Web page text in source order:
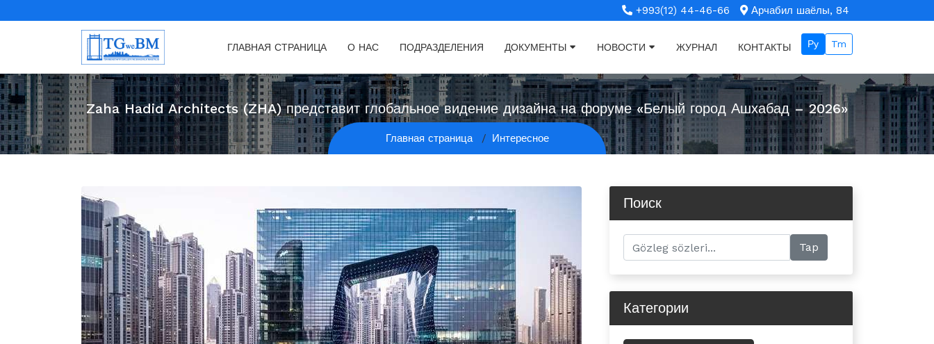
+993(12) 44-46-66 Арчабил шаёлы, 84
ГЛАВНАЯ СТРАНИЦА О НАС ПОДРАЗДЕЛЕНИЯ ДОКУМЕНТЫ НОВОСТИ ЖУРНАЛ КОНТАКТЫ Ру Tm
Zaha Hadid Architects (ZHA) представит глобальное видение дизайна на форуме «Белый город Ашхабад – 2026»
Главная страница Интересное
Поиск
Категории